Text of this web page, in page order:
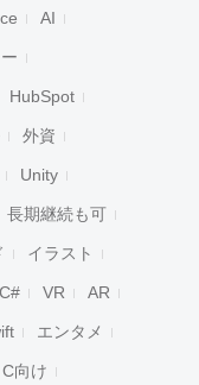
AI
HubSpot
外資
Unity
長期継続も可
イラスト
C# VR AR
エンタメ
C向け